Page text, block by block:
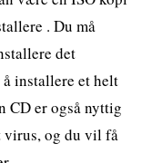
. Du må
det
installere et helt
CD er også nyttig
virus, og du vil få